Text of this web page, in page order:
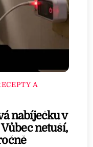
A
nabíječku v
netuší,